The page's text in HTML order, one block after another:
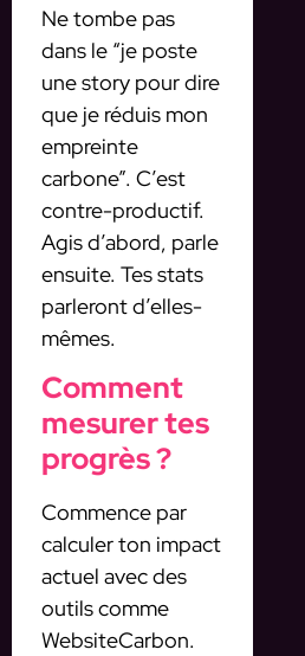
Ne tombe pas
dans le “je poste
une story pour dire
que je réduis mon
empreinte
carbone”. C’est
contre-productif.
Agis d’abord, parle
ensuite. Tes stats
parleront d’elles-
mêmes.
Comment
mesurer tes
progrès ?
Commence par
calculer ton impact
actuel avec des
outils comme
WebsiteCarbon.